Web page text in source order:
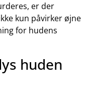
er der
kun påvirker øjne
for hudens
huden